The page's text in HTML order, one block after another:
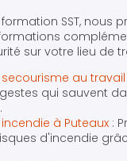
SST, nous
sur votre lieu de
au travail
qui sauvent
à Puteaux :
d'incendie